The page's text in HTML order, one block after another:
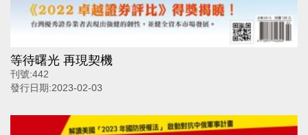
等待曙光 再現契機
刊號:442
發行日期:2023-02-03